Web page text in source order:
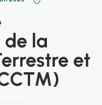
de la
et